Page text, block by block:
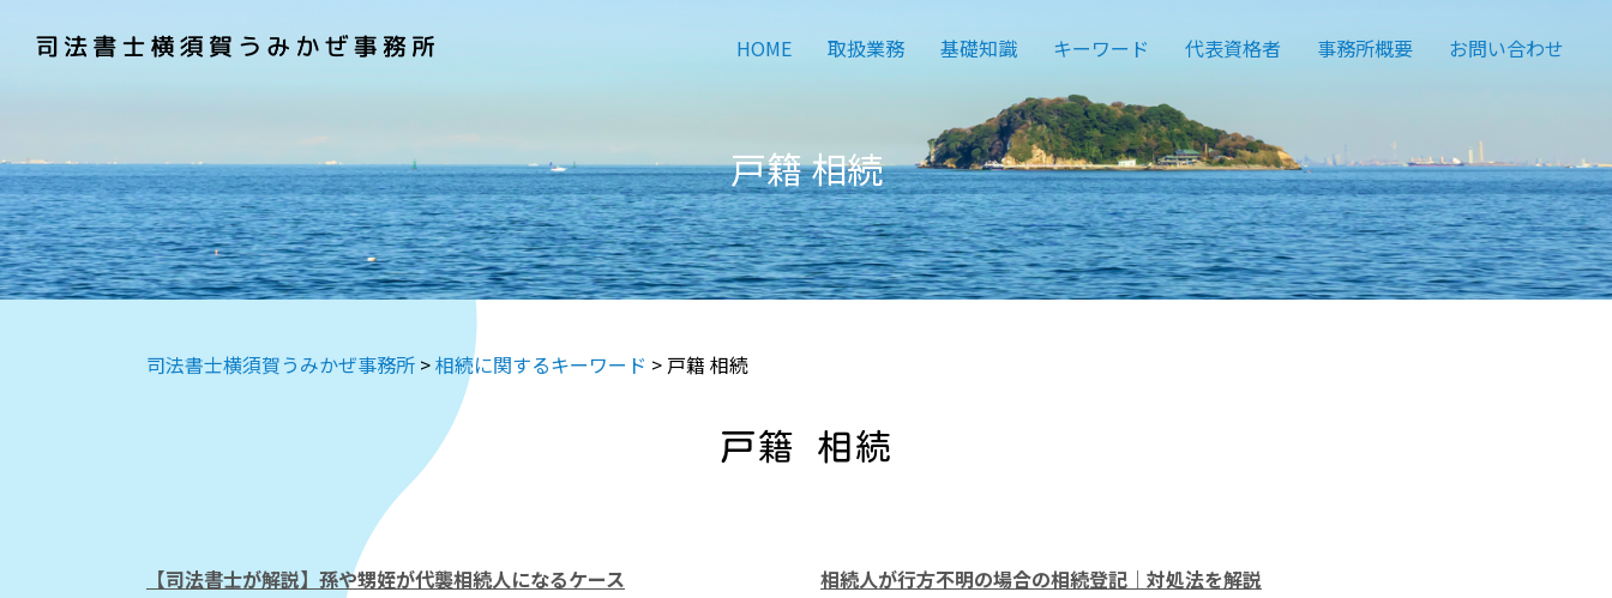
HOME 取扱業務 基礎知識 キーワード 代表資格者 事務所概要 お問い合わせ
戸籍 相続
司法書士横須賀うみかぜ事務所 >相続に関するキーワード > 戸籍 相続
戸籍 相続
【司法書士が解説】孫や甥姪が代襲相続人になるケース 相続人が行方不明の場合の相続登記｜対処法を解説